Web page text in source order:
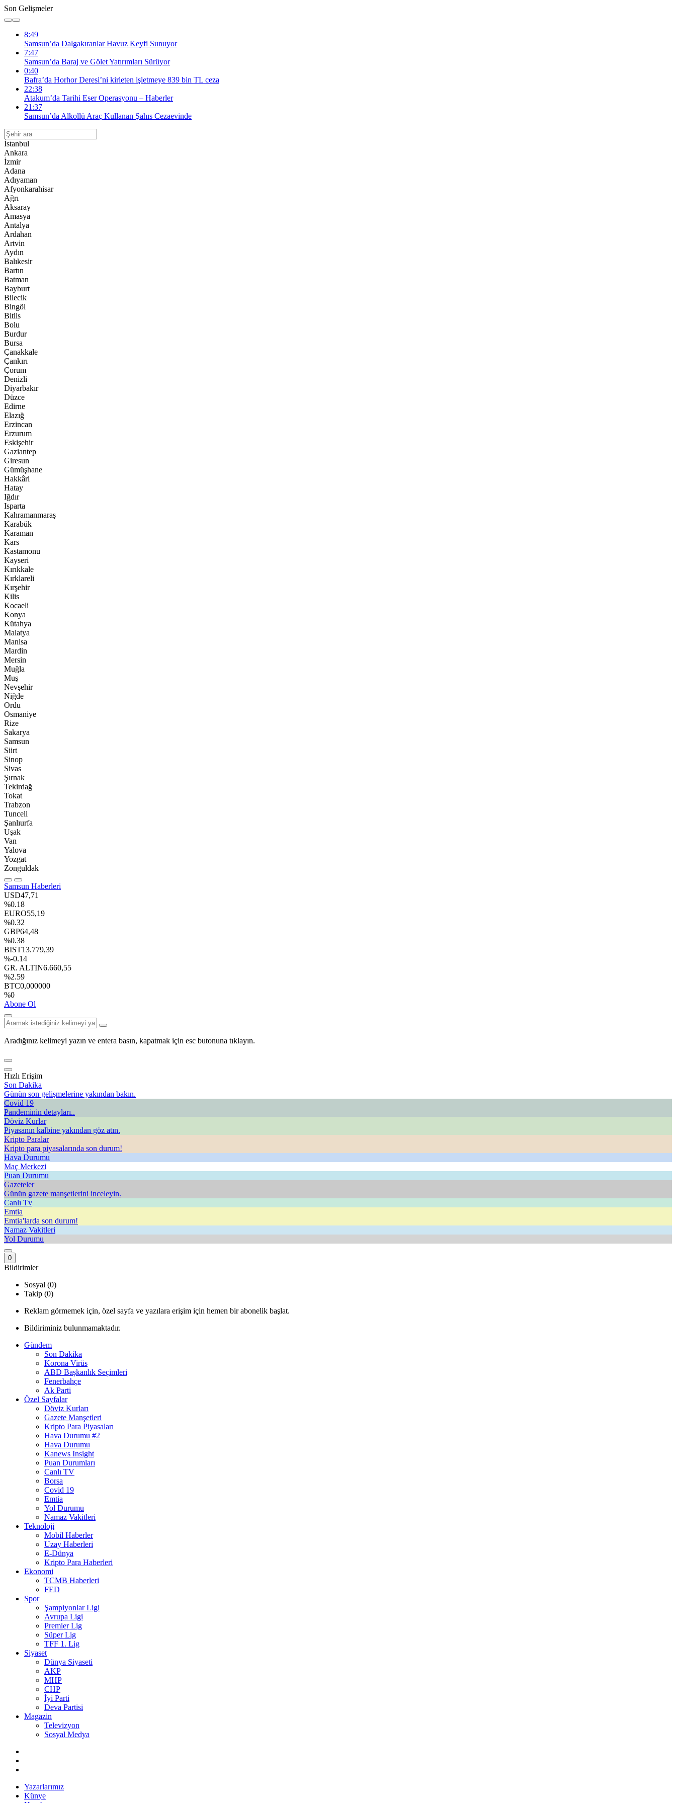
Son Gelişmeler
8:49
Samsun’da Dalgakıranlar Havuz Keyfi Sunuyor
7:47
Samsun’da Baraj ve Gölet Yatırımları Sürüyor
0:40
Bafra’da Horhor Deresi’ni kirleten işletmeye 839 bin TL ceza
22:38
Atakum’da Tarihi Eser Operasyonu – Haberler
21:37
Samsun’da Alkollü Araç Kullanan Şahıs Cezaevinde
İstanbul
Ankara
İzmir
Adana
Adıyaman
Afyonkarahisar
Ağrı
Aksaray
Amasya
Antalya
Ardahan
Artvin
Aydın
Balıkesir
Bartın
Batman
Bayburt
Bilecik
Bingöl
Bitlis
Bolu
Burdur
Bursa
Çanakkale
Çankırı
Çorum
Denizli
Diyarbakır
Düzce
Edirne
Elazığ
Erzincan
Erzurum
Eskişehir
Gaziantep
Giresun
Gümüşhane
Hakkâri
Hatay
Iğdır
Isparta
Kahramanmaraş
Karabük
Karaman
Kars
Kastamonu
Kayseri
Kırıkkale
Kırklareli
Kırşehir
Kilis
Kocaeli
Konya
Kütahya
Malatya
Manisa
Mardin
Mersin
Muğla
Muş
Nevşehir
Niğde
Ordu
Osmaniye
Rize
Sakarya
Samsun
Siirt
Sinop
Sivas
Şırnak
Tekirdağ
Tokat
Trabzon
Tunceli
Şanlıurfa
Uşak
Van
Yalova
Yozgat
Zonguldak
Samsun Haberleri
USD47,71
%0.18
EURO55,19
%0.32
GBP64,48
%0.38
BIST13.779,39
%-0.14
GR. ALTIN6.660,55
%2.59
BTC0,000000
%0
Abone Ol
Aradığınız kelimeyi yazın ve entera basın, kapatmak için esc butonuna tıklayın.
Hızlı Erişim
Son Dakika
Günün son gelişmelerine yakından bakın.
Covid 19
Pandeminin detayları..
Döviz Kurlar
Piyasanın kalbine yakından göz atın.
Kripto Paralar
Kripto para piyasalarında son durum!
Hava Durumu
Maç Merkezi
Puan Durumu
Gazeteler
Günün gazete manşetlerini inceleyin.
Canlı Tv
Emtia
Emtia'larda son durum!
Namaz Vakitleri
Yol Durumu
0
Bildirimler
Sosyal (0)
Takip (0)
Reklam görmemek için, özel sayfa ve yazılara erişim için hemen bir abonelik başlat.
Bildiriminiz bulunmamaktadır.
Gündem
Son Dakika
Korona Virüs
ABD Başkanlık Seçimleri
Fenerbahçe
Ak Parti
Özel Sayfalar
Döviz Kurları
Gazete Manşetleri
Kripto Para Piyasaları
Hava Durumu #2
Hava Durumu
Kanews Insight
Puan Durumları
Canlı TV
Borsa
Covid 19
Emtia
Yol Durumu
Namaz Vakitleri
Teknoloji
Mobil Haberler
Uzay Haberleri
E-Dünya
Kripto Para Haberleri
Ekonomi
TCMB Haberleri
FED
Spor
Şampiyonlar Ligi
Avrupa Ligi
Premier Lig
Süper Lig
TFF 1. Lig
Siyaset
Dünya Siyaseti
AKP
MHP
CHP
İyi Parti
Deva Partisi
Magazin
Televizyon
Sosyal Medya
Yazarlarımız
Künye